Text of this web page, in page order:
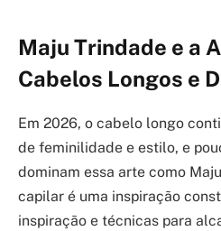
Maju Trindade e a
Cabelos Longos e
Em 2026, o cabelo longo
de feminilidade e estilo, e
dominam essa arte como
capilar é uma inspiração
inspiração e técnicas para